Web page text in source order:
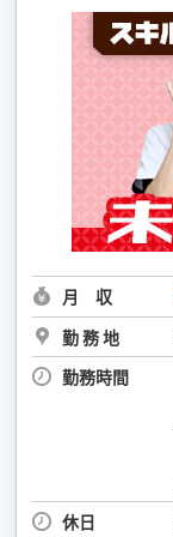
月 収
勤 務 地
勤務時間
休日